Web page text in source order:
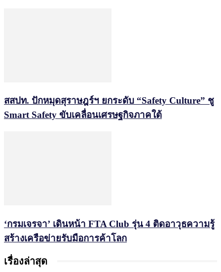
สสปท. ปักหมุดสุราษฎร์ฯ ยกระดับ “Safety Culture” ชู
Smart Safety ขับเคลื่อนเศรษฐกิจภาคใต้
‘กรมเจรจา’ เดินหน้า FTA Club รุ่น 4 ติดอาวุธความรู้
สร้างเครือข่ายรับมือการค้าโลก
เรื่องล่าสุด